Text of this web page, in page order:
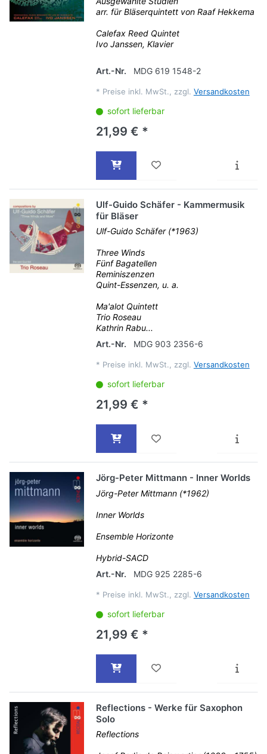
arr. für Bläserquintett von Raaf Hekkema
Calefax Reed Quintet
Ivo Janssen, Klavier
Art.-Nr. MDG 619 1548-2
* Preise inkl. MwSt., zzgl. Versandkosten
sofort lieferbar
21,99 € *
Ulf-Guido Schäfer - Kammermusik
für Bläser
Ulf-Guido Schäfer (*1963)
Three Winds
Fünf Bagatellen
Reminiszenzen
Quint-Essenzen, u. a.
Ma'alot Quintett
Trio Roseau
Kathrin Rabu...
Art.-Nr.
MDG 903 2356-6
* Preise inkl. MwSt., zzgl. Versandkosten
sofort lieferbar
21,99 € *
Jörg-Peter Mittmann - Inner Worlds
Jörg-Peter Mittmann (*1962)
Inner Worlds
Ensemble Horizonte
Hybrid-SACD
Art.-Nr.
MDG 925 2285-6
* Preise inkl. MwSt., zzgl. Versandkosten
sofort lieferbar
21,99 € *
Reflections - Werke für Saxophon
Solo
Reflections